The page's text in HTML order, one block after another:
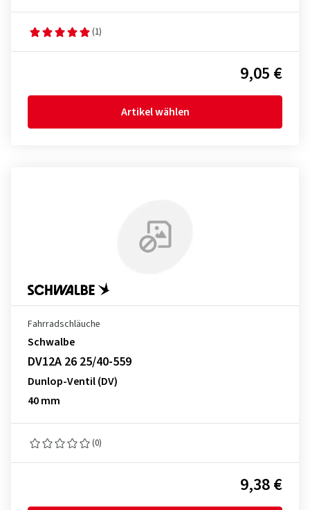
(1)
9,05 €
Artikel wählen
Fahrradschläuche
Schwalbe
DV12A 26 25/40-559
Dunlop-Ventil (DV)
40 mm
(0)
9,38 €